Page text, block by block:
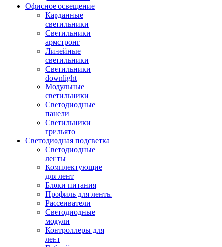
Офисное освещение
Карданные
светильники
Светильники
армстронг
Линейные
светильники
Светильники
downlight
Модульные
светильники
Светодиодные
панели
Светильники
грильято
Светодиодная подсветка
Светодиодные
ленты
Комплектующие
для лент
Блоки питания
Профиль для ленты
Рассеиватели
Светодиодные
модули
Контроллеры для
лент